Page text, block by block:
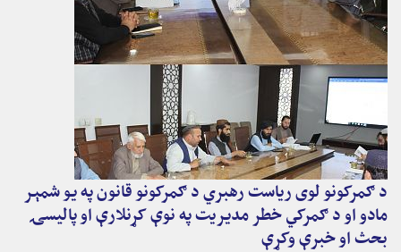
د ګمرکونو لوی ریاست رهبري د ګمرکونو قانون په یو شمېر
مادو او د ګمرکي خطر مدیریت په نوې کړنلارې او پالیسۍ
بحث او خبرې وکړې